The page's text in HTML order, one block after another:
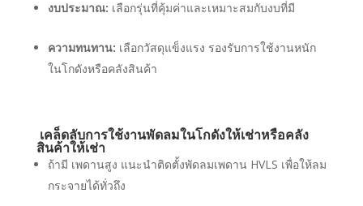
งบประมาณ: เลือกรุ่นที่คุ้มค่าและเหมาะสมกับงบที่มี
ความทนทาน: เลือกวัสดุแข็งแรง รองรับการใช้งานหนัก
ในโกดังหรือคลังสินค้า
เคล็ดลับการใช้งานพัดลมในโกดังให้เช่าหรือคลัง
สินค้าให้เช่า
ถ้ามี เพดานสูง แนะนำติดตั้งพัดลมเพดาน HVLS เพื่อให้ลม
กระจายได้ทั่วถึง